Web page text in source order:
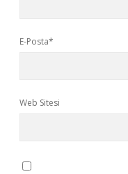
E-Posta*
Web Sitesi